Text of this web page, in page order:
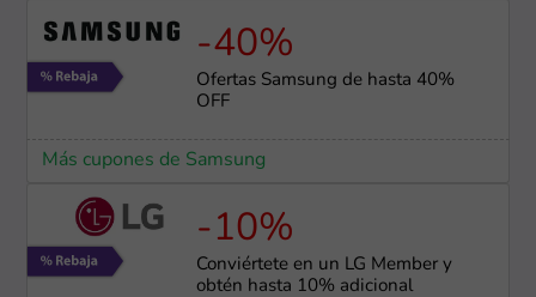
-40%
Ofertas Samsung de hasta 40%
OFF
Más cupones de Samsung
-10%
Conviértete en un LG Member y
obtén hasta 10% adicional